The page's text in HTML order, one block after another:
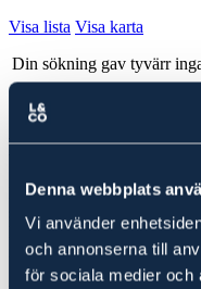
Denna webbplats
Vi använder
och annonserna till
för sociala medier
Visa lista Visa karta
Din sökning gav tyvärr
Ludvig & Co
Ludvig & Co
skog- och
kunder att köpa en
i form av köp- och